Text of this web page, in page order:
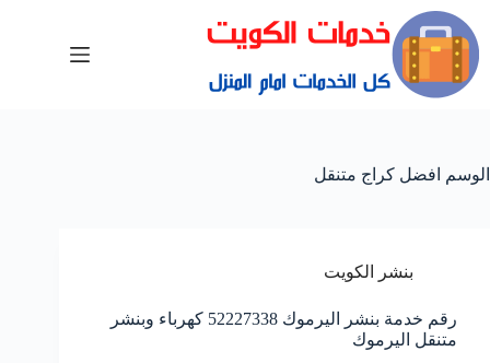
الوسم افضل كراج متنقل
بنشر الكويت
رقم خدمة بنشر اليرموك 52227338 كهرباء وبنشر
متنقل اليرموك